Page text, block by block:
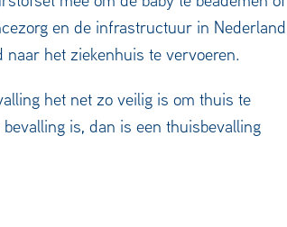
en de infrastructuur in Nederland
het ziekenhuis te vervoeren.
het net zo veilig is om thuis te
is, dan is een thuisbevalling